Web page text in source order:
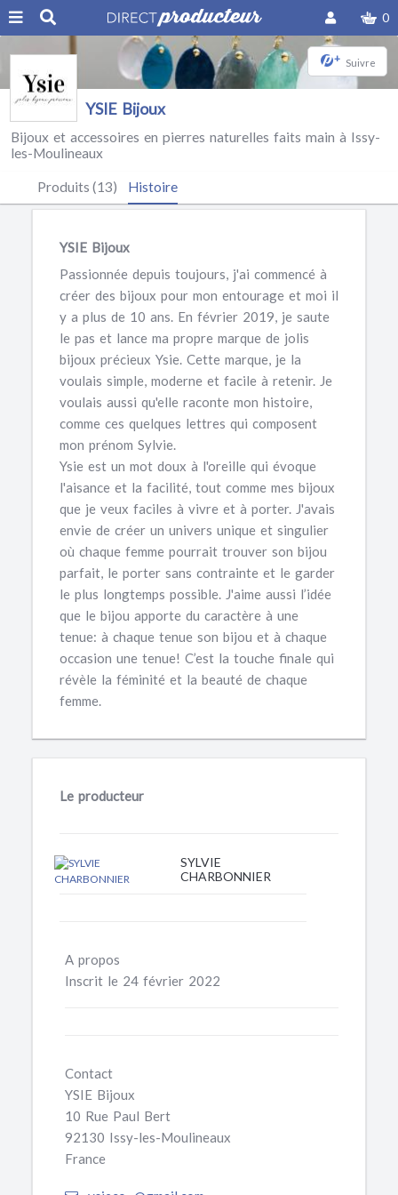
0
+ Suivre
YSIE Bijoux
Bijoux et accessoires en pierres naturelles faits main à Issy-
les-Moulineaux
Produits (13) Histoire
YSIE Bijoux
Passionnée depuis toujours, j'ai commencé à
créer des bijoux pour mon entourage et moi il
y a plus de 10 ans. En février 2019, je saute
le pas et lance ma propre marque de jolis
bijoux précieux Ysie. Cette marque, je la
voulais simple, moderne et facile à retenir. Je
voulais aussi qu'elle raconte mon histoire,
comme ces quelques lettres qui composent
mon prénom Sylvie.
Ysie est un mot doux à l'oreille qui évoque
l'aisance et la facilité, tout comme mes bijoux
que je veux faciles à vivre et à porter. J'avais
envie de créer un univers unique et singulier
où chaque femme pourrait trouver son bijou
parfait, le porter sans contrainte et le garder
le plus longtemps possible. J'aime aussi l’idée
que le bijou apporte du caractère à une
tenue: à chaque tenue son bijou et à chaque
occasion une tenue! C’est la touche finale qui
révèle la féminité et la beauté de chaque
femme.
Le producteur
SYLVIE
CHARBONNIER
A propos
Inscrit le 24 février 2022
Contact
YSIE Bijoux
10 Rue Paul Bert
92130 Issy-les-Moulineaux
France